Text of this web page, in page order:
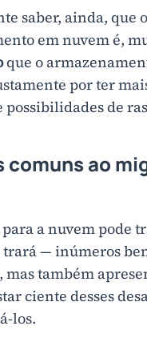
saber, ainda, que o
em nuvem é,
que o
por ter
possibilidades de
comuns ao
a nuvem pode
— inúmeros
mas também
ciente desses
los.